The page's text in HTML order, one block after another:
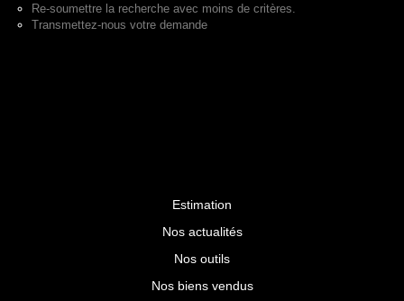
Re-soumettre la recherche avec moins de critères.
Transmettez-nous votre demande
Estimation
Nos actualités
Nos outils
Nos biens vendus